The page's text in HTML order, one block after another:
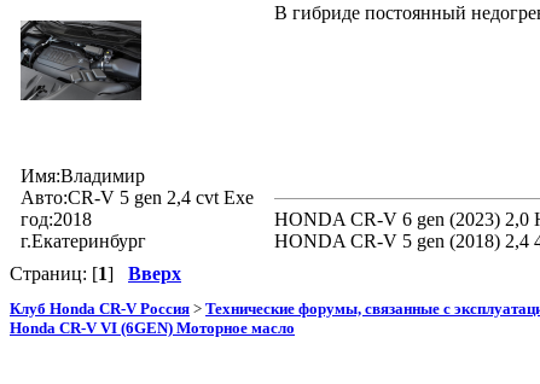
Имя:Владимир
Авто:CR-V 5 gen 2,4 cvt Exe
год:2018
г.Екатеринбург
В гибриде постоянный
HONDA CR-V 6 gen (2023) 2,0
HONDA CR-V 5 gen (2018) 2,4
Страниц: [1] Вверх
Клуб Honda CR-V Россия > Технические форумы, связанные с
Honda CR-V VI (6GEN) Моторное масло